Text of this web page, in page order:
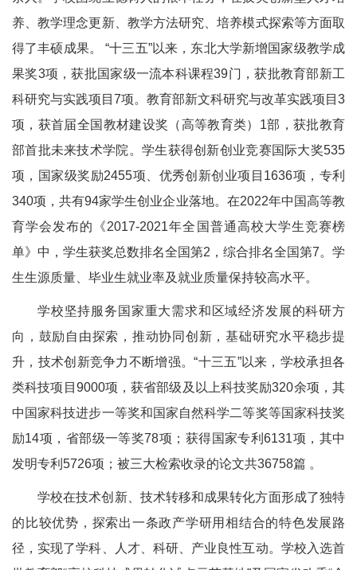
养、教学理念更新、教学方法研究、培养模式探索等方面取
得了丰硕成果。 “十三五”以来，东北大学新增国家级教学成
果奖3项，获批国家级一流本科课程39门，获批教育部新工
科研究与实践项目7项。教育部新文科研究与改革实践项目3
项，获首届全国教材建设奖（高等教育类）1部，获批教育
部首批未来技术学院。学生获得创新创业竞赛国际大奖535
项，国家级奖励2455项、优秀创新创业项目1636项，专利
340项，共有94家学生创业企业落地。在2022年中国高等教
育学会发布的《2017-2021年全国普通高校大学生竞赛榜
单》中，学生获奖总数排名全国第2，综合排名全国第7。学
生生源质量、毕业生就业率及就业质量保持较高水平。
学校坚持服务国家重大需求和区域经济发展的科研方
向，鼓励自由探索，推动协同创新，基础研究水平稳步提
升，技术创新竞争力不断增强。“十三五”以来，学校承担各
类科技项目9000项，获省部级及以上科技奖励320余项，其
中国家科技进步一等奖和国家自然科学二等奖等国家科技奖
励14项，省部级一等奖78项；获得国家专利6131项，其中
发明专利5726项；被三大检索收录的论文共36758篇 。
学校在技术创新、技术转移和成果转化方面形成了独特
的比较优势，探索出一条政产学研用相结合的特色发展路
径，实现了学科、人才、科研、产业良性互动。学校入选首